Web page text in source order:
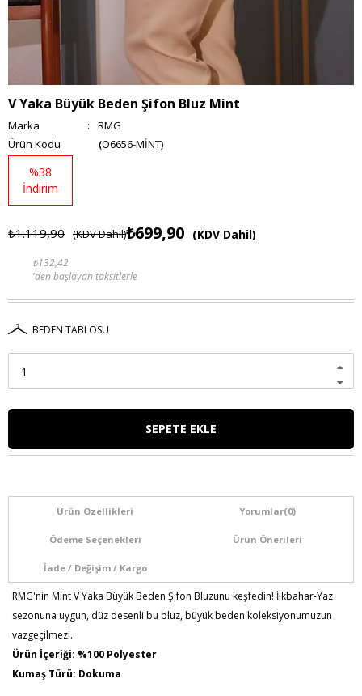
V Yaka Büyük Beden Şifon Bluz Mint
Marka :
RMG
(O6656-MİNT)
%38
İndirim
₺1.119,90 (KDV Dahil)₺699,90 (KDV Dahil)
₺132,42
'den başlayan taksitlerle
BEDEN TABLOSU
Ürün Özellikleri Yorumlar(0)
Ödeme Seçenekleri Ürün Önerileri
İade / Değişim / Kargo
RMG'nin Mint V Yaka Büyük Beden Şifon Bluzunu keşfedin! İlkbahar-Yaz
sezonuna uygun, düz desenli bu bluz, büyük beden koleksiyonumuzun
vazgeçilmezi.
Ürün İçeriği: %100 Polyester
Kumaş Türü: Dokuma